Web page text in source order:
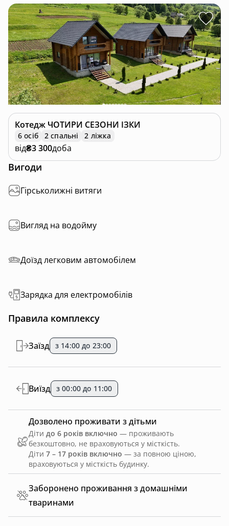
Котедж ЧОТИРИ СЕЗОНИ ІЗКИ
6 осіб 2 спальні 2 ліжка
від₴3 300доба
Вигоди
Гірськолижні витяги
Вигляд на водойму
Доїзд легковим автомобілем
Зарядка для електромобілів
Правила комплексу
Заборонено проживання з домашніми
тваринами
Заїзд з 14:00 до 23:00
Виїзд з 00:00 до 11:00
Дозволено проживати з дітьми
Діти до 6 років включно — проживають
безкоштовно, не враховуються у місткість.
Діти 7 – 17 років включно — за повною ціною,
враховуються у місткість будинку.